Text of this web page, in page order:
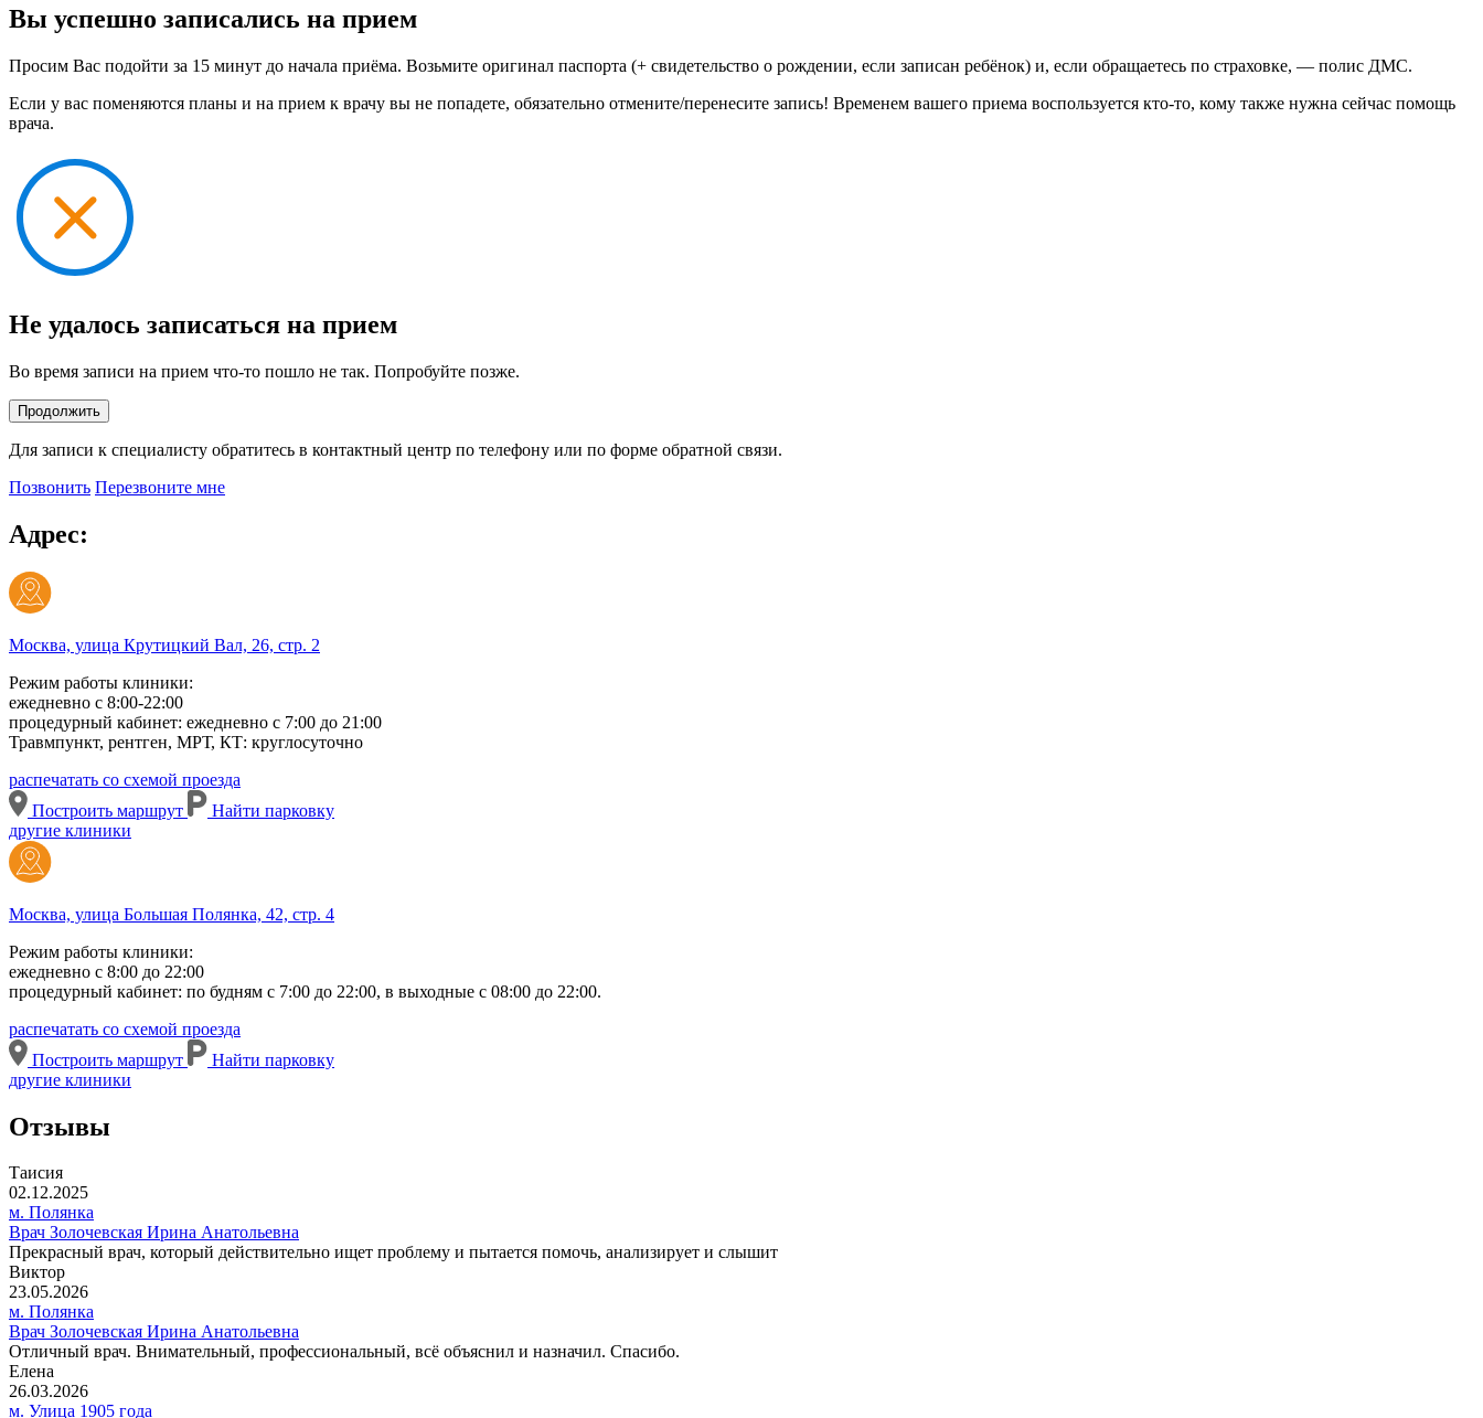
Вы успешно записались на прием
Просим Вас подойти за 15 минут до начала приёма. Возьмите оригинал паспорта (+ свидетельство о рождении, если записан ребёнок) и, если обращаетесь по страховке, — полис ДМС.
Если у вас поменяются планы и на прием к врачу вы не попадете, обязательно отмените/перенесите запись! Временем вашего приема воспользуется кто-то, кому также нужна сейчас помощь
врача.
Не удалось записаться на прием
Во время записи на прием что-то пошло не так. Попробуйте позже.
Продолжить
Для записи к специалисту обратитесь в контактный центр по телефону или по форме обратной связи.
Позвонить Перезвоните мне
Адрес:
Москва, улица Крутицкий Вал, 26, стр. 2
Режим работы клиники:
ежедневно с 8:00-22:00
процедурный кабинет: ежедневно с 7:00 до 21:00
Травмпункт, рентген, МРТ, КТ: круглосуточно
распечатать со схемой проезда
Построить маршрут
Найти парковку
другие клиники
Москва, улица Большая Полянка, 42, стр. 4
Режим работы клиники:
ежедневно с 8:00 до 22:00
процедурный кабинет: по будням с 7:00 до 22:00, в выходные с 08:00 до 22:00.
распечатать со схемой проезда
Построить маршрут
Найти парковку
другие клиники
Отзывы
Таисия
02.12.2025
м. Полянка
Врач Золочевская Ирина Анатольевна
Прекрасный врач, который действительно ищет проблему и пытается помочь, анализирует и слышит
Виктор
23.05.2026
м. Полянка
Врач Золочевская Ирина Анатольевна
Отличный врач. Внимательный, профессиональный, всё объяснил и назначил. Спасибо.
Елена
26.03.2026
м. Улица 1905 года